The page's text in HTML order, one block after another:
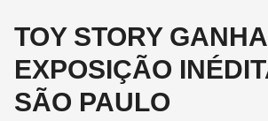
TOY STORY GANHA
EXPOSIÇÃO
SÃO PAULO